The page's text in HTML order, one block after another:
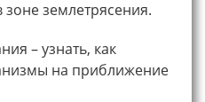
землетрясения.
– узнать, как
на приближение